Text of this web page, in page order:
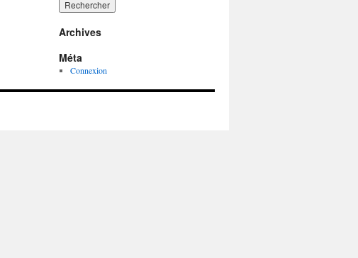
Archives
Méta
Connexion